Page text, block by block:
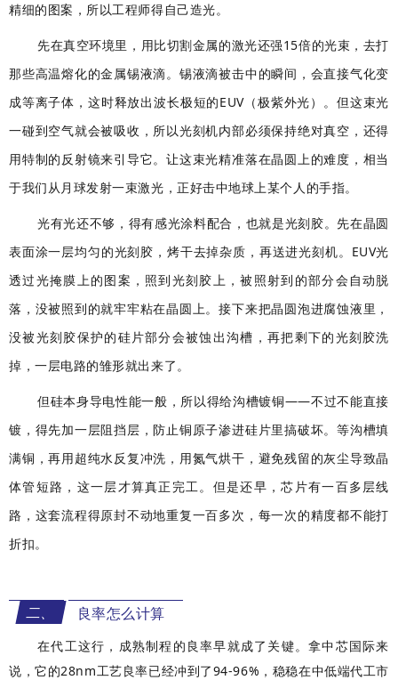
精细的图案，所以工程师得自己造光。
先在真空环境里，用比切割金属的激光还强15倍的光束，去打
那些高温熔化的金属锡液滴。锡液滴被击中的瞬间，会直接气化变
成等离子体，这时释放出波长极短的EUV（极紫外光）。但这束光
一碰到空气就会被吸收，所以光刻机内部必须保持绝对真空，还得
用特制的反射镜来引导它。让这束光精准落在晶圆上的难度，相当
于我们从月球发射一束激光，正好击中地球上某个人的手指。
光有光还不够，得有感光涂料配合，也就是光刻胶。先在晶圆
表面涂一层均匀的光刻胶，烤干去掉杂质，再送进光刻机。EUV光
透过光掩膜上的图案，照到光刻胶上，被照射到的部分会自动脱
落，没被照到的就牢牢粘在晶圆上。接下来把晶圆泡进腐蚀液里，
没被光刻胶保护的硅片部分会被蚀出沟槽，再把剩下的光刻胶洗
掉，一层电路的雏形就出来了。
但硅本身导电性能一般，所以得给沟槽镀铜——不过不能直接
镀，得先加一层阻挡层，防止铜原子渗进硅片里搞破坏。等沟槽填
满铜，再用超纯水反复冲洗，用氮气烘干，避免残留的灰尘导致晶
体管短路，这一层才算真正完工。但是还早，芯片有一百多层线
路，这套流程得原封不动地重复一百多次，每一次的精度都不能打
折扣。
二、 良率怎么计算
在代工这行，成熟制程的良率早就成了关键。拿中芯国际来
说，它的28nm工艺良率已经冲到了94-96%，稳稳在中低端代工市